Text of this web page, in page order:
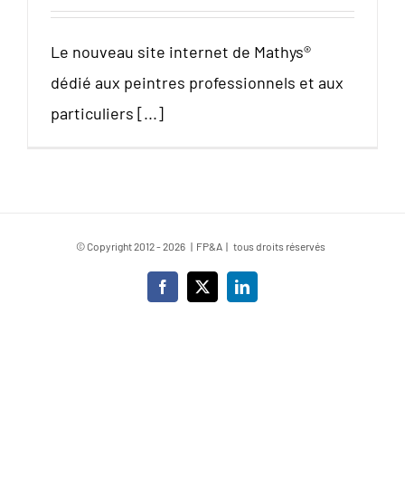
Le nouveau site internet de Mathys®
dédié aux peintres professionnels et aux
particuliers [...]
© Copyright 2012 -2026 | FP&A | tous droits réservés
Facebook
X LinkedIn